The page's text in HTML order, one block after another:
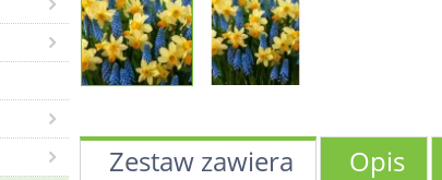
Zestaw zawiera Opis